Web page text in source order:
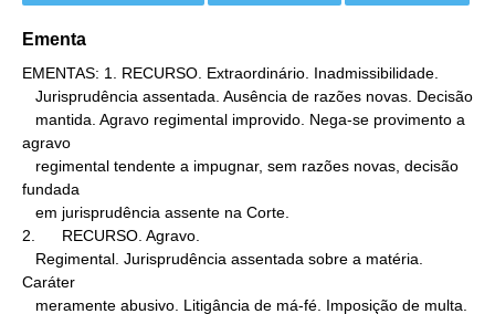
Ementa
EMENTAS: 1. RECURSO. Extraordinário. Inadmissibilidade.
agravo
fundada
2.      RECURSO. Agravo.
Caráter